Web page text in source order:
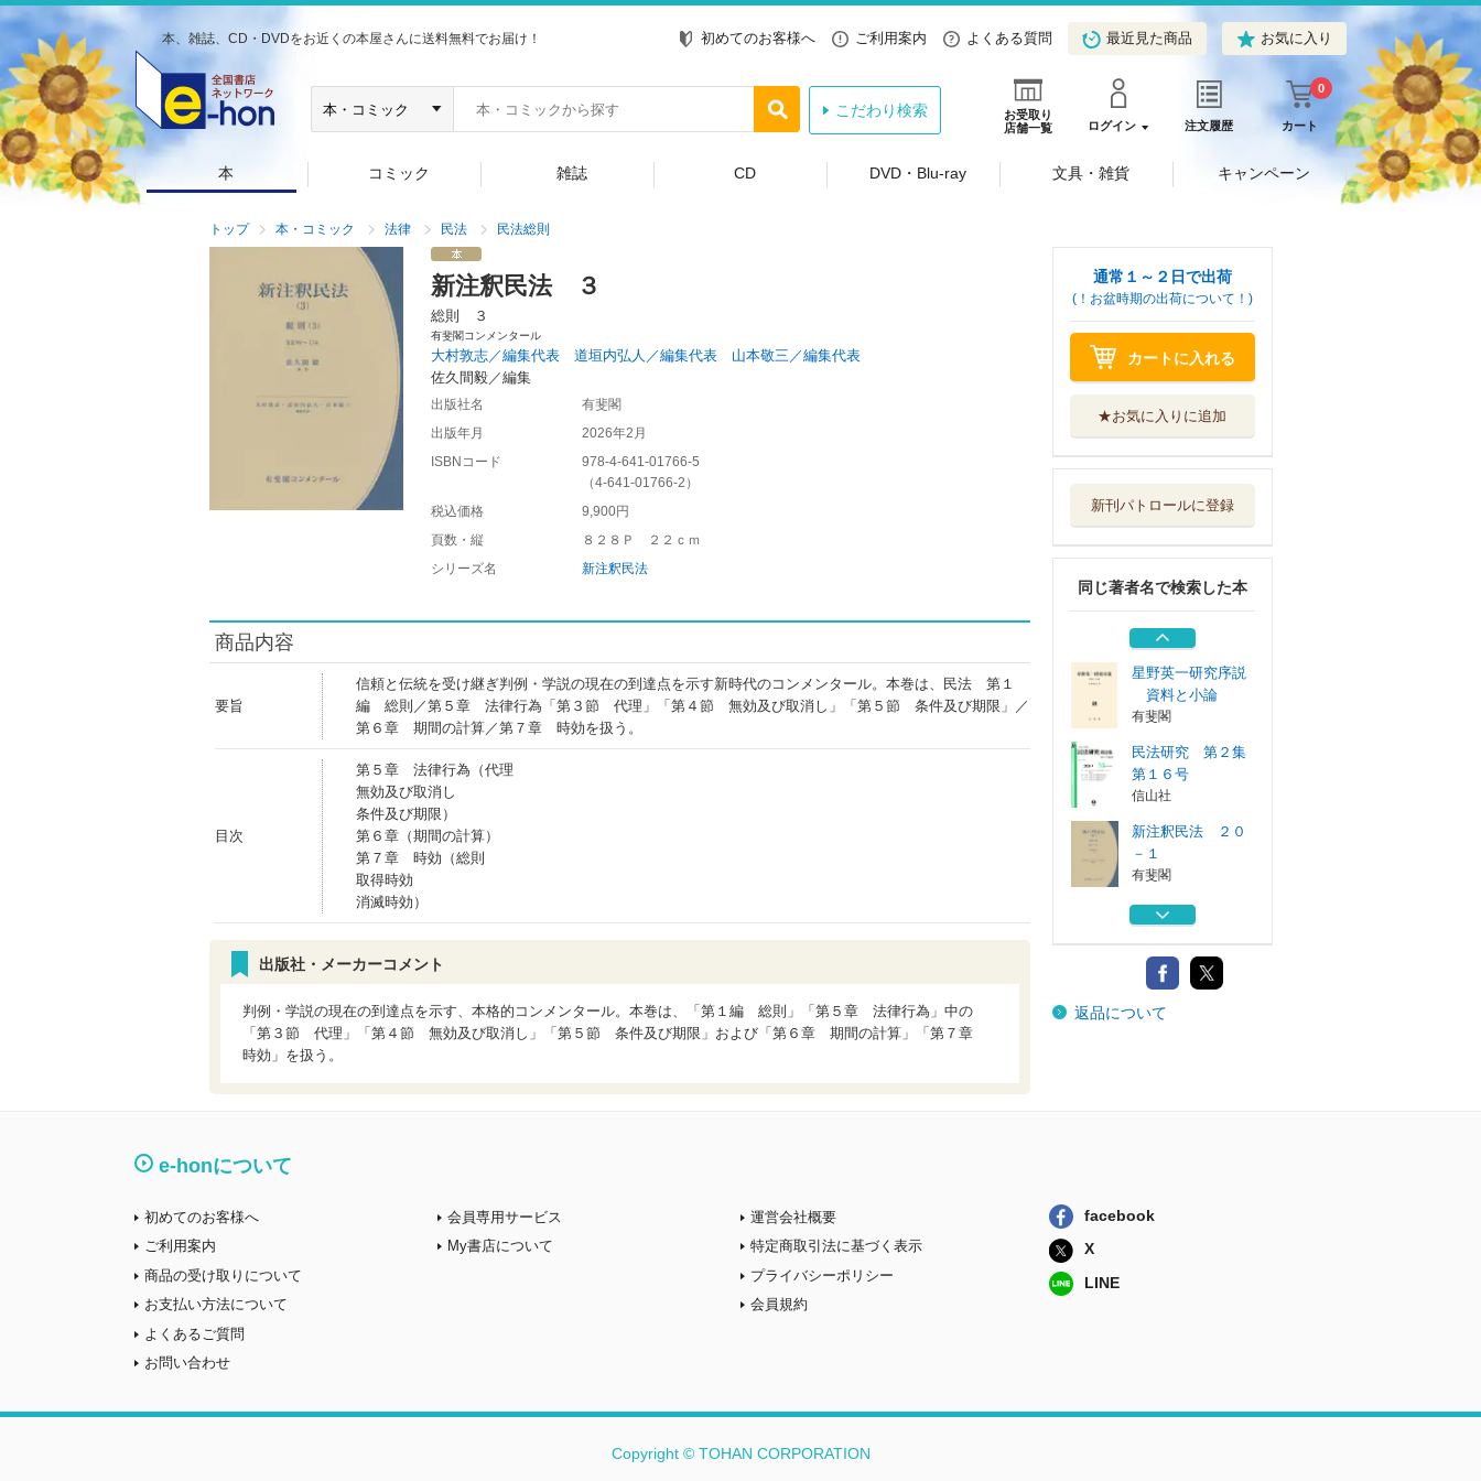
本、雑誌、CD・DVDをお近くの本屋さんに送料無料でお届け！ 初めてのお客様へ ご利用案内 よくある質問 最近見た商品 お気に入り
お受取り
店舗一覧
ログイン 注文履歴 カート
0
こだわり検索
本 コミック 雑誌 CD DVD・Blu-ray 文具・雑貨 キャンペーン
トップ 本・コミック 法律 民法 民法総則
新注釈民法 ３
総則 ３
有斐閣コンメンタール
大村敦志／編集代表 道垣内弘人／編集代表 山本敬三／編集代表
佐久間毅／編集
出版社名
有斐閣
出版年月
2026年2月
ISBNコード
978-4-641-01766-5
（4-641-01766-2 ）
税込価格
9,900円
頁数・縦
８２８Ｐ ２２ｃｍ
シリーズ名
新注釈民法
商品内容
要旨
信頼と伝統を受け継ぎ判例・学説の現在の到達点を示す新時代のコンメンタール。本巻は、民法 第１
編 総則／第５章 法律行為「第３節 代理」「第４節 無効及び取消し」「第５節 条件及び期限」／
第６章 期間の計算／第７章 時効を扱う。
目次
第５章 法律行為（代理
無効及び取消し
条件及び期限）
第６章（期間の計算）
第７章 時効（総則
取得時効
消滅時効）
出版社・メーカーコメント
判例・学説の現在の到達点を示す、本格的コンメンタール。本巻は、「第１編 総則」「第５章 法律行為」中の
「第３節 代理」「第４節 無効及び取消し」「第５節 条件及び期限」および「第６章 期間の計算」「第７章
時効」を扱う。
通常１～２日で出荷
(！お盆時期の出荷について！)
カートに入れる
★お気に入りに追加
新刊パトロールに登録
同じ著者名で検索した本
新注釈民法 ２０
－１
民法講義 １
「第三の民法」、
その先へ 新・...
信山社
星野英一研究序説
資料と小論
有斐閣
民法研究 第２集
第１６号
信山社
新注釈民法 ２０
－１
有斐閣
民法講義 １
「第三の民法」、
その先へ 新・...
その先へ 新・...
返品について
e-honについて
初めてのお客様へ
ご利用案内
商品の受け取りについて
お支払い方法について
よくあるご質問
お問い合わせ
会員専用サービス
My書店について
運営会社概要
特定商取引法に基づく表示
プライバシーポリシー
会員規約
facebook
X
LINE
Copyright © TOHAN CORPORATION